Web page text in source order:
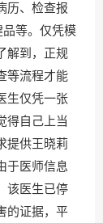
历、检查报
品等。仅凭模
解到，正规
等流程才能
生仅凭一张
得自己上当
提供王晓莉
于医师信息
该医生已停
的证据，平